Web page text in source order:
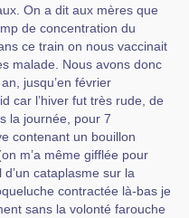
On a dit aux mères que
de concentration du
ce train on nous vaccinait
malade. Nous avons donc
jusqu’en février
car l’hiver fut très rude, de
la journée, pour 7
contenant un bouillon
m’a même gifflée pour
d’un cataplasme sur la
contractée là-bas je
sans la volonté farouche